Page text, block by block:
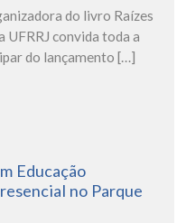
do livro Raízes
UFRRJ convida toda a
do lançamento […]
Educação
no Parque